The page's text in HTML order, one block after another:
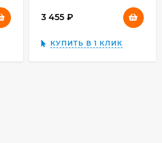
3 455
КУПИТЬ В 1 КЛИК